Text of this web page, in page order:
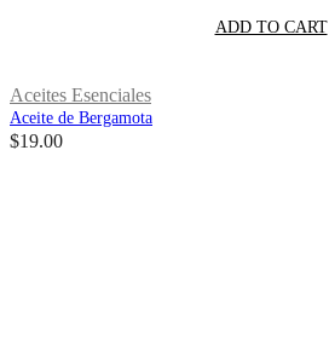
ADD TO CART
Aceites Esenciales
Aceite de Bergamota
$19.00